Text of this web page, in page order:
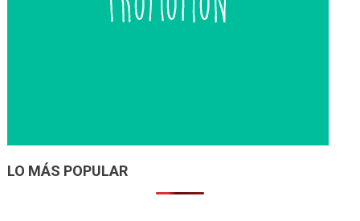
LO MÁS POPULAR